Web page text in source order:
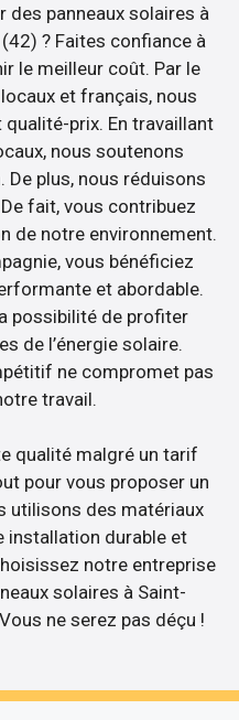
des panneaux solaires à
? Faites confiance à
le meilleur coût. Par le
et français, nous
prix. En travaillant
nous soutenons
De plus, nous réduisons
fait, vous contribuez
de notre environnement.
vous bénéficiez
et abordable.
possibilité de profiter
de l’énergie solaire.
ne compromet pas
travail.
qualité malgré un tarif
pour vous proposer un
utilisons des matériaux
installation durable et
notre entreprise
solaires à Saint-
ne serez pas déçu !